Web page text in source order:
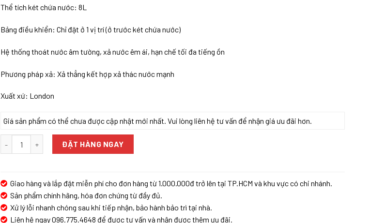
Thể tích két chứa nước: 8L
Bảng điều khiển: Chỉ đặt ở 1 vị trí (ở trước két chứa nước)
Hệ thống thoát nước âm tường, xả nước êm ái, hạn chế tối đa tiếng ồn
Phương pháp xả: Xả thẳng kết hợp xả thác nước mạnh
Xuất xứ: London
Giá sản phẩm có thể chưa được cập nhật mới nhất. Vui lòng liên hệ tư vấn để nhận giá ưu đãi hơn.
Bồn cầu treo tường Enic T55 tiêu chuẩn (Màu trắng) số lượng
ĐẶT HÀNG NGAY
Giao hàng và lắp đặt miễn phí cho đơn hàng từ 1.000.000đ trở lên tại TP.HCM và khu vực có chi nhánh.
Sản phẩm chính hãng, hóa đơn chứng từ đầy đủ.
Xử lý lỗi nhanh chóng sau khi tiếp nhận, bảo hành bảo trì tại nhà.
Liên hệ ngay 096.775.4648 để được tư vấn và nhận được thêm ưu đãi.